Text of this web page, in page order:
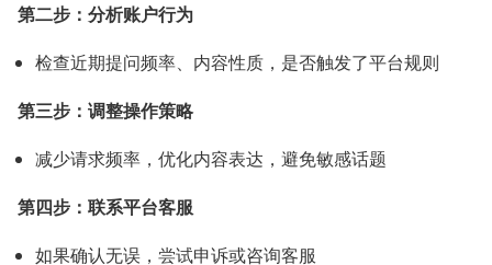
第二步：分析账户行为
检查近期提问频率、内容性质，是否触发了平台规则
第三步：调整操作策略
减少请求频率，优化内容表达，避免敏感话题
第四步：联系平台客服
如果确认无误，尝试申诉或咨询客服